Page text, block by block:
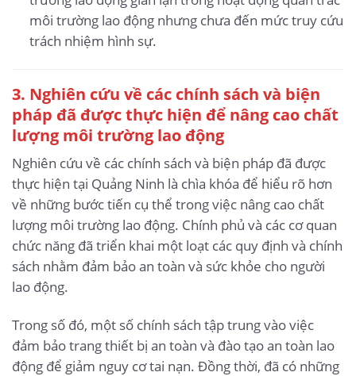
môi trường lao động nhưng chưa đến mức truy cứu
trách nhiệm hình sự.
3. Nghiên cứu về các chính sách và biện
pháp đã được thực hiện để nâng cao chất
lượng môi trường lao động
Nghiên cứu về các chính sách và biện pháp đã được
thực hiện tại Quảng Ninh là chìa khóa để hiểu rõ hơn
về những bước tiến cụ thể trong việc nâng cao chất
lượng môi trường lao động. Chính phủ và các cơ quan
chức năng đã triển khai một loạt các quy định và chính
sách nhằm đảm bảo an toàn và sức khỏe cho người
lao động.
Trong số đó, một số chính sách tập trung vào việc
đảm bảo trang thiết bị an toàn và đào tạo an toàn lao
động để giảm nguy cơ tai nạn. Đồng thời, đã có những